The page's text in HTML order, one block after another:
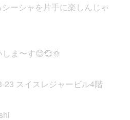
ーシャを片手に楽しんじゃ
ま〜す😊💞🌞
23 スイスレジャービル4階